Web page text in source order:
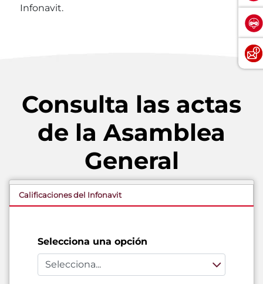
Infonavit.
Consulta las actas
de la Asamblea
General
Calificaciones del Infonavit
Selecciona una opción